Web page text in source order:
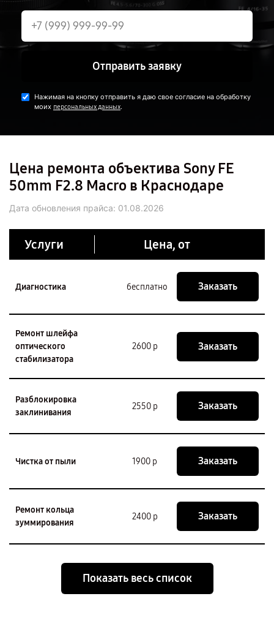
Отправить заявку
Нажимая на кнопку отправить я даю свое согласие на обработку
моих персональных данных.
Цена ремонта объектива Sony FE
50mm F2.8 Macro в Краснодаре
Дата обновления прайса: 01.08.2026
Услуги Цена, от
Диагностика бесплатно Заказать
Ремонт шлейфа
оптического
стабилизатора
2600 р Заказать
Разблокировка
заклинивания
2550 р Заказать
Чистка от пыли 1900 р Заказать
Ремонт кольца
зуммирования
2400 р Заказать
Показать весь список